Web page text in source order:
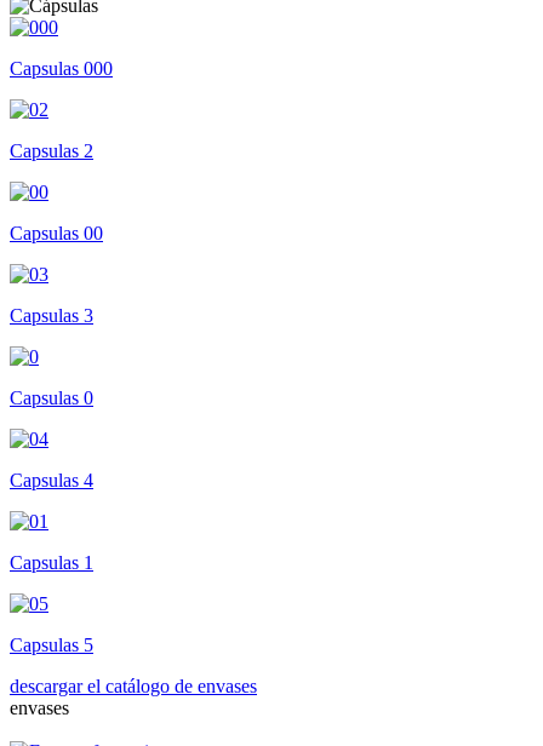
Capsulas 000
Capsulas 2
Capsulas 00
Capsulas 3
Capsulas 0
Capsulas 4
Capsulas 1
Capsulas 5
descargar el catálogo de envases
envases